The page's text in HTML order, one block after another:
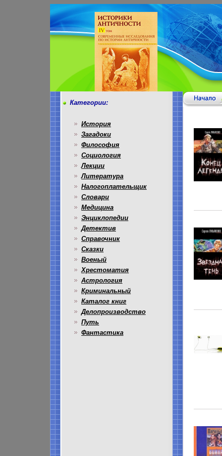
Категории:
История
Загадоки
Философия
Социология
Лекции
Литература
Налогоплательщик
Словари
Медицина
Энциклопедии
Детектив
Справочник
Сказки
Военый
Хрестоматия
Астрология
Криминальный
Каталог книг
Делопроизводство
Путь
Фантастика